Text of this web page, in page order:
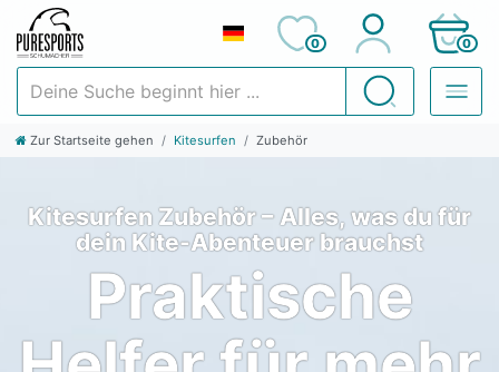
Suchen
0 0
Zur Startseite gehen Kitesurfen Zubehör
Kitesurfen Zubehör – Alles, was du für
dein Kite-Abenteuer brauchst
Praktische